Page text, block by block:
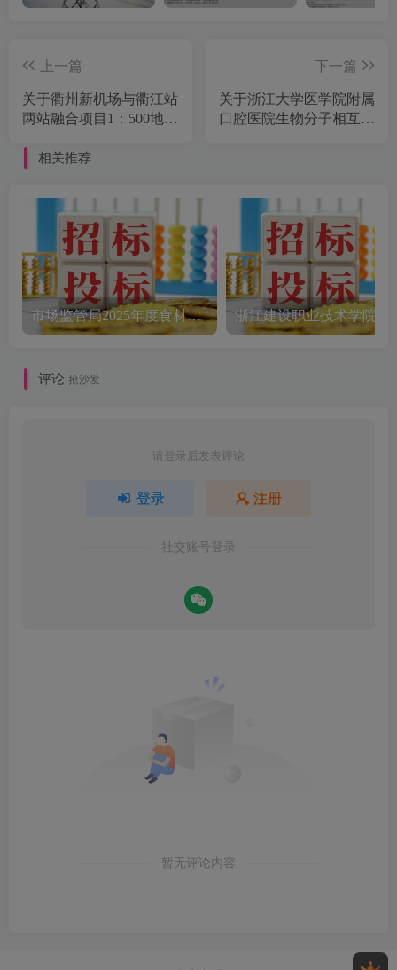
上一篇
关于衢州新机场与衢江站
两站融合项目1：500地形
告[浙江五石中正工程咨
下一篇
关于浙江大学医学院附属
口腔医院生物分子相互作
司]
相关推荐
市场监管局2025年度食材配送采购公告
评论 抢沙发
请登录后发表评论
登录 注册
社交账号登录
暂无评论内容